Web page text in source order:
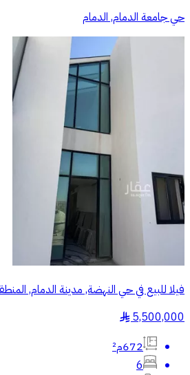
حي جامعة الدمام, الدمام
فيلا للبيع في حي النهضة, مدينة الدمام,
5,500,000
§
672م²
6